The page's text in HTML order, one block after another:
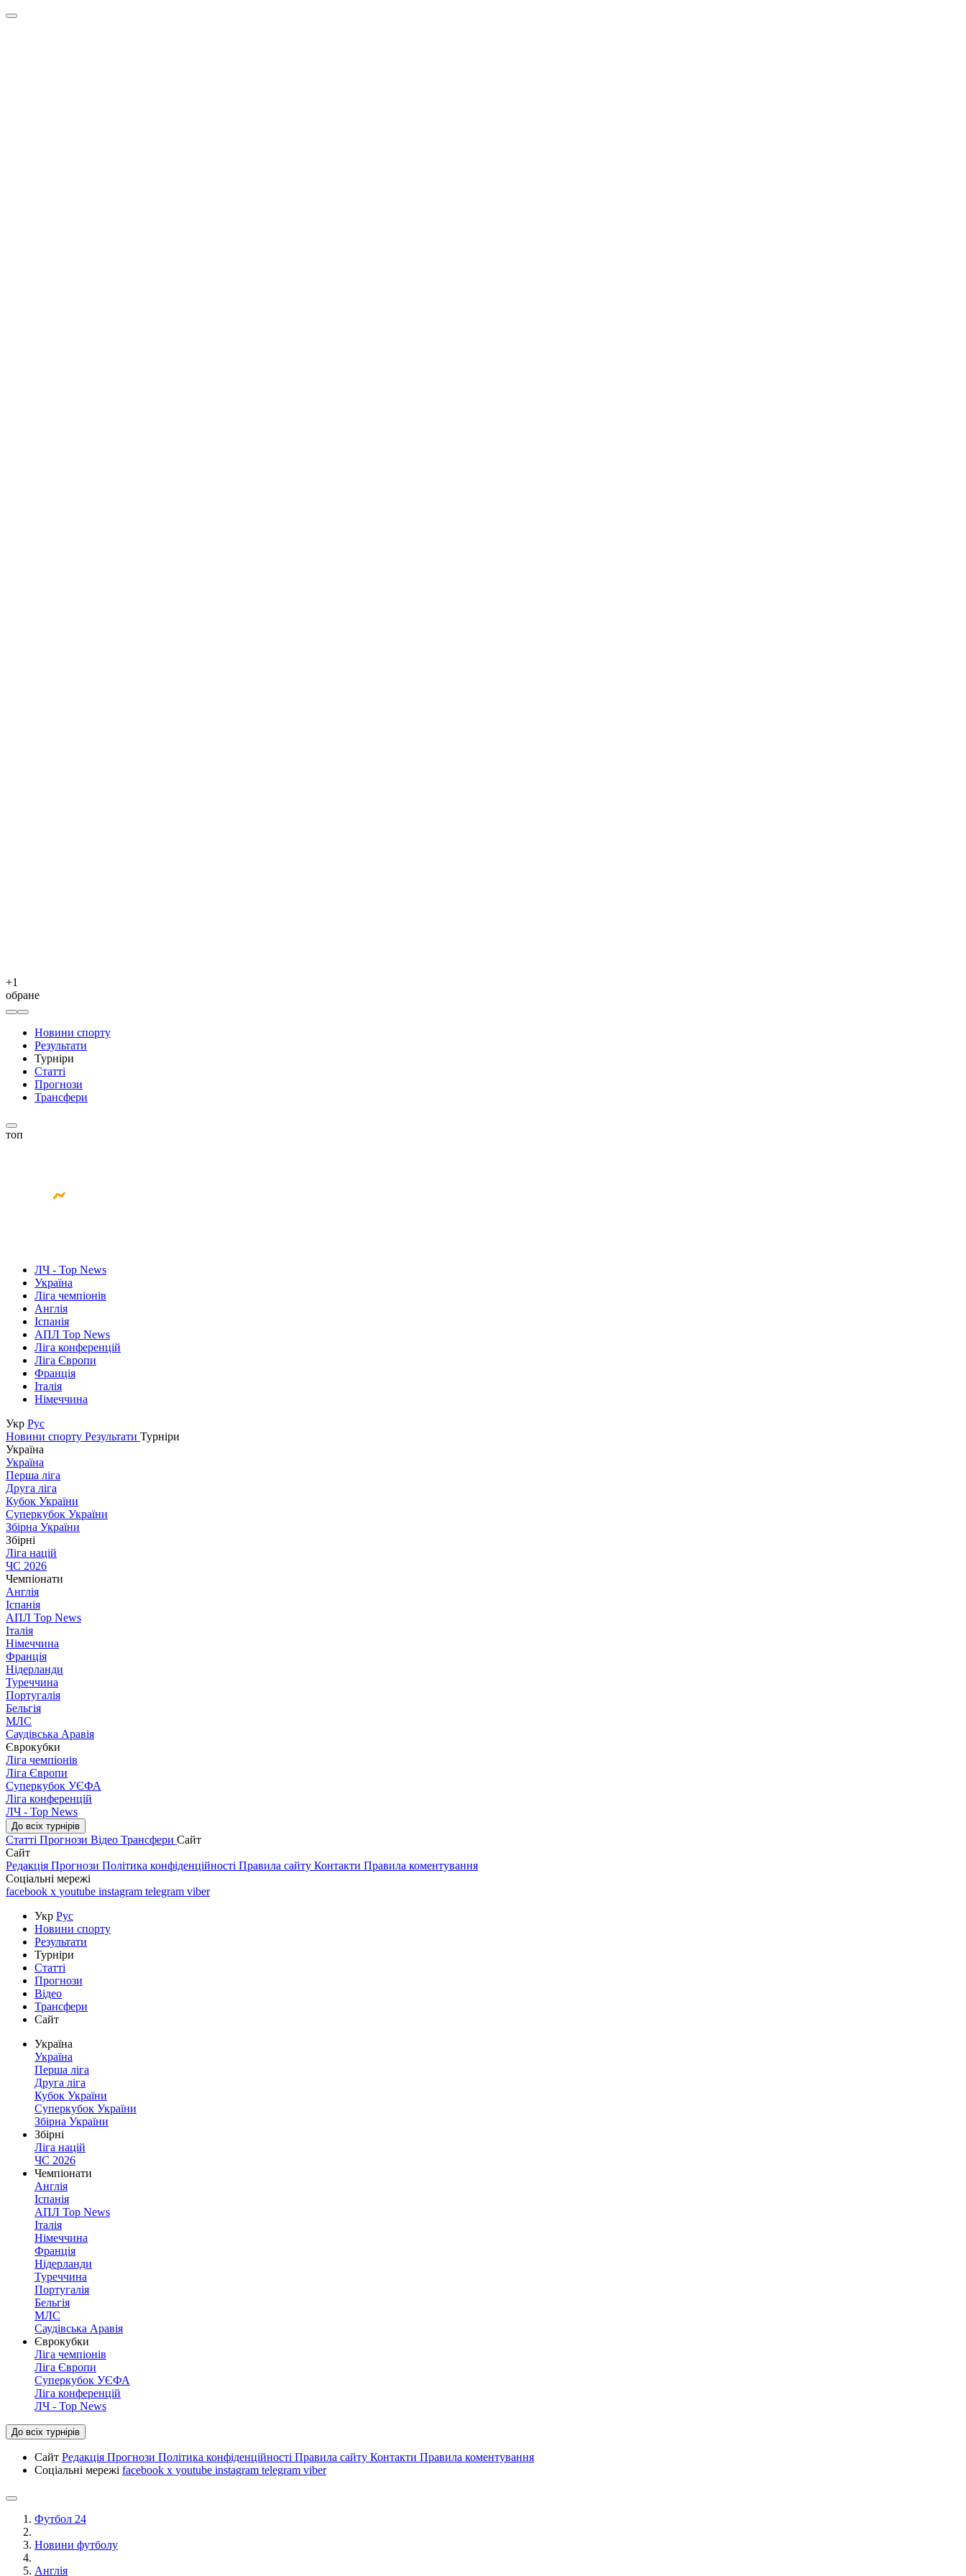
+1
обране
Новини спорту
Результати
Турніри
Статті
Прогнози
Трансфери
топ
ЛЧ - Top News
Україна
Ліга чемпіонів
Англія
Іспанія
АПЛ Top News
Ліга конференцій
Ліга Європи
Франція
Італія
Німеччина
Укр Рус
Новини спорту Результати Турніри
Україна
Україна
Перша ліга
Друга ліга
Кубок України
Суперкубок України
Збірна України
Збірні
Ліга націй
ЧС 2026
Чемпіонати
Англія
Іспанія
АПЛ Top News
Італія
Німеччина
Франція
Нідерланди
Туреччина
Португалія
Бельгія
МЛС
Саудівська Аравія
Єврокубки
Ліга чемпіонів
Ліга Європи
Суперкубок УЄФА
Ліга конференцій
ЛЧ - Top News
До всіх турнірів
Статті Прогнози Відео Трансфери Сайт
Сайт
Редакція Прогнози Політика конфіденційності Правила сайту Контакти Правила коментування
Соціальні мережі
facebook x youtube instagram telegram viber
Укр Рус
Новини спорту
Результати
Турніри
Статті
Прогнози
Відео
Трансфери
Сайт
Україна
Україна
Перша ліга
Друга ліга
Кубок України
Суперкубок України
Збірна України
Збірні
Ліга націй
ЧС 2026
Чемпіонати
Англія
Іспанія
АПЛ Top News
Італія
Німеччина
Франція
Нідерланди
Туреччина
Португалія
Бельгія
МЛС
Саудівська Аравія
Єврокубки
Ліга чемпіонів
Ліга Європи
Суперкубок УЄФА
Ліга конференцій
ЛЧ - Top News
До всіх турнірів
Сайт Редакція Прогнози Політика конфіденційності Правила сайту Контакти Правила коментування
Соціальні мережі facebook x youtube instagram telegram viber
Футбол 24
Новини футболу
Англія